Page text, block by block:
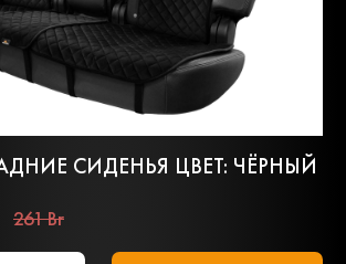
СИДЕНЬЯ ЦВЕТ: ЧЁРНЫЙ
261 Br